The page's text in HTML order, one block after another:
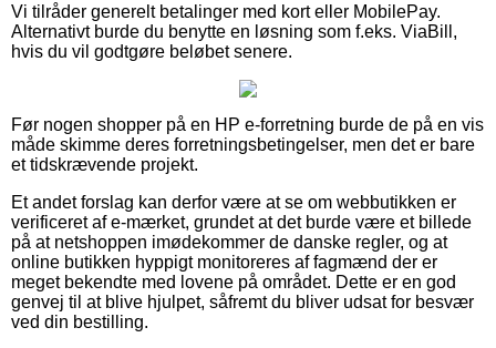
Vi tilråder generelt betalinger med kort eller MobilePay.
Alternativt burde du benytte en løsning som f.eks. ViaBill,
hvis du vil godtgøre beløbet senere.
Før nogen shopper på en HP e-forretning burde de på en vis
måde skimme deres forretningsbetingelser, men det er bare
et tidskrævende projekt.
Et andet forslag kan derfor være at se om webbutikken er
verificeret af e-mærket, grundet at det burde være et billede
på at netshoppen imødekommer de danske regler, og at
online butikken hyppigt monitoreres af fagmænd der er
meget bekendte med lovene på området. Dette er en god
genvej til at blive hjulpet, såfremt du bliver udsat for besvær
ved din bestilling.